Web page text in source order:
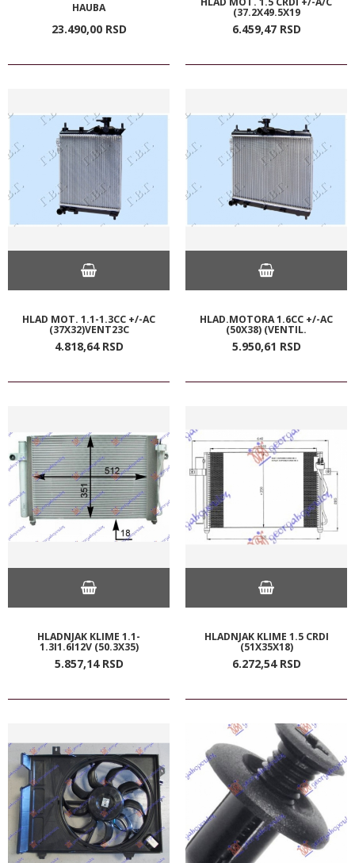
HAUBA
23.490,00 RSD
(37.2X49.5X19
6.459,47 RSD
HLAD MOT. 1.1-1.3CC +/-AC
(37X32)VENT23C
4.818,64 RSD
HLAD.MOTORA 1.6CC +/-AC
(50X38) (VENTIL.
5.950,61 RSD
HLADNJAK KLIME 1.1-
1.3I1.6I12V (50.3X35)
5.857,14 RSD
HLADNJAK KLIME 1.5 CRDI
(51X35X18)
6.272,54 RSD